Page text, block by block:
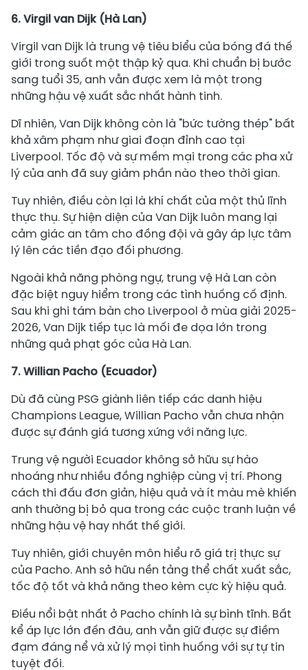
6. Virgil van Dijk (Hà Lan)
Virgil van Dijk là trung vệ tiêu biểu của bóng đá thế
giới trong suốt một thập kỷ qua. Khi chuẩn bị bước
sang tuổi 35, anh vẫn được xem là một trong
những hậu vệ xuất sắc nhất hành tinh.
Dĩ nhiên, Van Dijk không còn là "bức tường thép" bất
khả xâm phạm như giai đoạn đỉnh cao tại
Liverpool. Tốc độ và sự mềm mại trong các pha xử
lý của anh đã suy giảm phần nào theo thời gian.
Tuy nhiên, điều còn lại là khí chất của một thủ lĩnh
thực thụ. Sự hiện diện của Van Dijk luôn mang lại
cảm giác an tâm cho đồng đội và gây áp lực tâm
lý lên các tiền đạo đối phương.
Ngoài khả năng phòng ngự, trung vệ Hà Lan còn
đặc biệt nguy hiểm trong các tình huống cố định.
Sau khi ghi tám bàn cho Liverpool ở mùa giải 2025-
2026, Van Dijk tiếp tục là mối đe dọa lớn trong
những quả phạt góc của Hà Lan.
7. Willian Pacho (Ecuador)
Dù đã cùng PSG giành liên tiếp các danh hiệu
Champions League, Willian Pacho vẫn chưa nhận
được sự đánh giá tương xứng với năng lực.
Trung vệ người Ecuador không sở hữu sự hào
nhoáng như nhiều đồng nghiệp cùng vị trí. Phong
cách thi đấu đơn giản, hiệu quả và ít màu mè khiến
anh thường bị bỏ qua trong các cuộc tranh luận về
những hậu vệ hay nhất thế giới.
Tuy nhiên, giới chuyên môn hiểu rõ giá trị thực sự
của Pacho. Anh sở hữu nền tảng thể chất xuất sắc,
tốc độ tốt và khả năng theo kèm cực kỳ hiệu quả.
Điều nổi bật nhất ở Pacho chính là sự bình tĩnh. Bất
kể áp lực lớn đến đâu, anh vẫn giữ được sự điềm
đạm đáng nể và xử lý mọi tình huống với sự tự tin
tuyệt đối.